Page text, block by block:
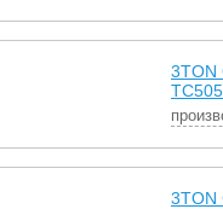
3TON
TC505
3TON